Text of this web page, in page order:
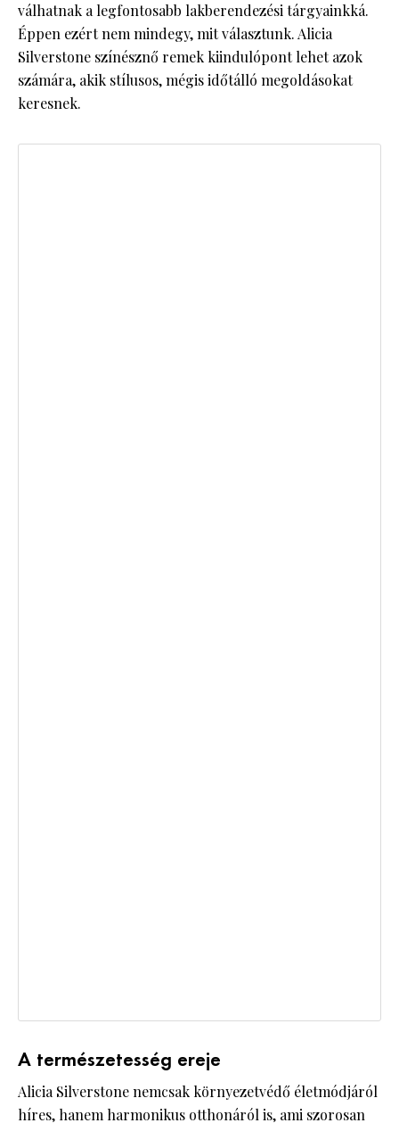
válhatnak a legfontosabb lakberendezési tárgyainkká.
Éppen ezért nem mindegy, mit választunk. Alicia
Silverstone színésznő remek kiindulópont lehet azok
számára, akik stílusos, mégis időtálló megoldásokat
keresnek.
A természetesség ereje
Alicia Silverstone nemcsak környezetvédő életmódjáról
híres, hanem harmonikus otthonáról is, ami szorosan